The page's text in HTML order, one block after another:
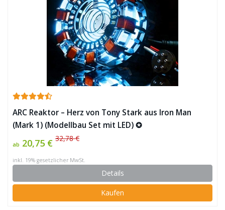
ARC Reaktor – Herz von Tony Stark aus Iron Man
(Mark 1) (Modellbau Set mit LED) ✪
ab 20,75 € 32,78 €
inkl. 19% gesetzlicher MwSt.
Details
Kaufen